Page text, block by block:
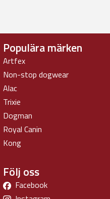
Populära märken
Artfex
Non-stop dogwear
Alac
Trixie
Dogman
Royal Canin
Kong
Följ oss
Facebook